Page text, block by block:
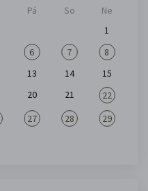
Pá So
Ne
1
6 7
8
13 14
15
20 21
22
27 28
29